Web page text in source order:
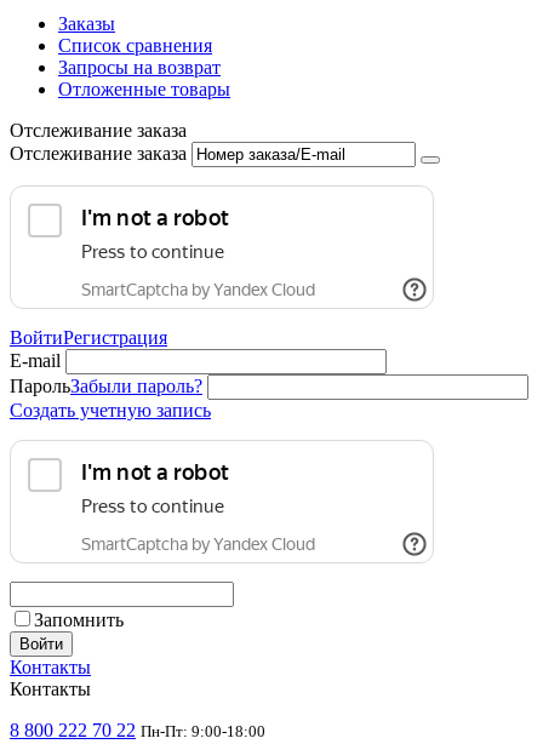
Заказы
Список сравнения
Запросы на возврат
Отложенные товары
Отслеживание заказа
Отслеживание заказа
ВойтиРегистрация
E-mail
ПарольЗабыли пароль?
Создать учетную запись
Запомнить
Войти
Контакты
Контакты
8 800 222 70 22 Пн-Пт: 9:00-18:00